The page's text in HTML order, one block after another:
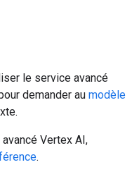
le service avancé
demander au modèle
Vertex AI,
.